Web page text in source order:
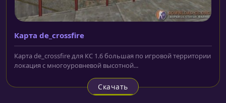
Карта de_crossfire
Карта de_crossfire для КС 1.6 большая по игровой территории
локация с многоуровневой высотной...
Скачать